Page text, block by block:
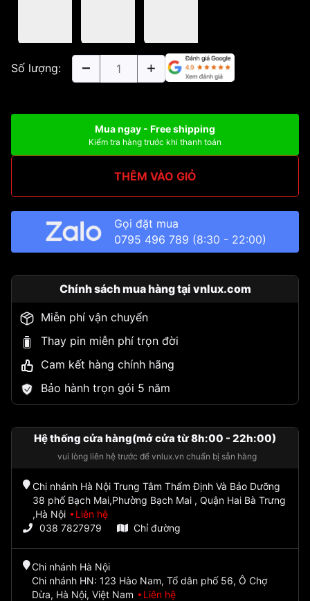
Số lượng:
Mua ngay - Free shipping
Kiểm tra hàng trước khi thanh toán
THÊM VÀO GIỎ
Gọi đặt mua
0795 496 789 (8:30 - 22:00)
Chính sách mua hàng tại vnlux.com
Miễn phí vận chuyển
Thay pin miễn phí trọn đời
Cam kết hàng chính hãng
Bảo hành trọn gói 5 năm
Hệ thống cửa hàng(mở cửa từ 8h:00 - 22h:00)
vui lòng liên hệ trước để vnlux.vn chuẩn bị sẵn hàng
Chi nhánh Hà Nội Trung Tâm Thẩm Định Và Bảo Dưỡng
38 phố Bạch Mai,Phường Bạch Mai , Quận Hai Bà Trưng
,Hà Nội
Liên hệ
038 7827979
Chỉ đường
Chi nhánh Hà Nội
Chi nhánh HN: 123 Hào Nam, Tổ dân phố 56, Ô Chợ
Dừa, Hà Nội, Việt Nam
Liên hệ